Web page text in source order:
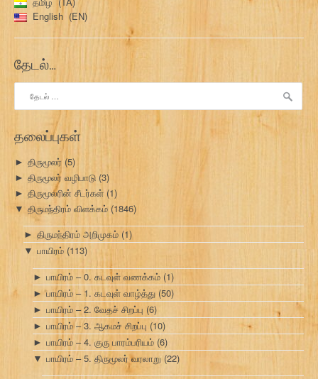
English
EN
தேடல்…
தேடு:
தலைப்புகள்
► திருமூலர் (5)
► திருமூலர் வழிபாடு (3)
► திருமூலரின் சீடர்கள் (1)
▼ திருமந்திரம் விளக்கம் (1846)
► திருமந்திரம் அறிமுகம் (1)
▼ பாயிரம் (113)
► பாயிரம் – 0. கடவுள் வணக்கம் (1)
► பாயிரம் – 1. கடவுள் வாழ்த்து (50)
► பாயிரம் – 2. வேதச் சிறப்பு (6)
► பாயிரம் – 3. ஆகமச் சிறப்பு (10)
► பாயிரம் – 4. குரு பாரம்பரியம் (6)
▼ பாயிரம் – 5. திருமூலர் வரலாறு (22)